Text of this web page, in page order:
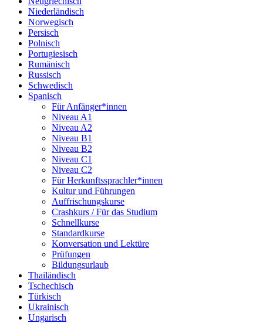
Niederländisch
Norwegisch
Persisch
Polnisch
Portugiesisch
Rumänisch
Russisch
Schwedisch
Spanisch
Für Anfänger*innen
Niveau A1
Niveau A2
Niveau B1
Niveau B2
Niveau C1
Niveau C2
Für Herkunftssprachler*innen
Kultur und Führungen
Auffrischungskurse
Crashkurs / Für das Studium
Schnellkurse
Standardkurse
Konversation und Lektüre
Prüfungen
Bildungsurlaub
Thailändisch
Tschechisch
Türkisch
Ukrainisch
Ungarisch